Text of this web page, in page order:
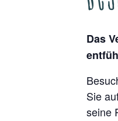
Das
Sie
seine